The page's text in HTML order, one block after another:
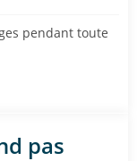
pendant toute
pas